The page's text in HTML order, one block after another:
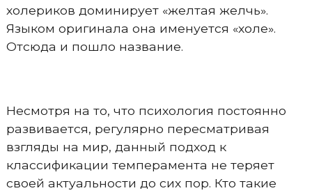
холериков доминирует «желтая желчь».
Языком оригинала она именуется «холе».
Отсюда и пошло название.
Несмотря на то, что психология постоянно
развивается, регулярно пересматривая
взгляды на мир, данный подход к
классификации темперамента не теряет
своей актуальности до сих пор. Кто такие